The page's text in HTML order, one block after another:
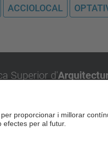
ACCIOLOCAL
Superior d'
1-15
del Vallès